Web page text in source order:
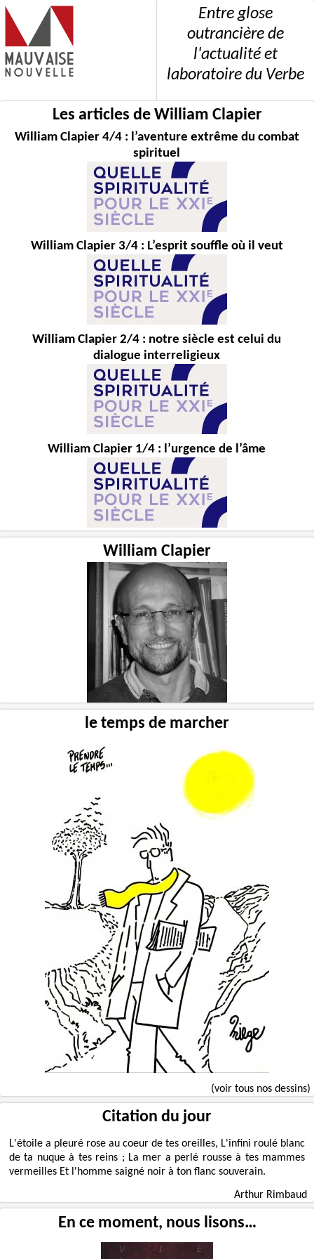
Entre glose
outrancière de
l'actualité et
laboratoire du Verbe
Les articles de William Clapier
William Clapier 4/4 : l’aventure extrême du combat
spirituel
William Clapier 3/4 : L’esprit souffle où il veut
William Clapier 2/4 : notre siècle est celui du
dialogue interreligieux
William Clapier 1/4 : l’urgence de l’âme
William Clapier
le temps de marcher
(voir tous nos dessins)
Citation du jour
L'étoile a pleuré rose au coeur de tes oreilles, L'infini roulé blanc
de ta nuque à tes reins ; La mer a perlé rousse à tes mammes
vermeilles Et l'homme saigné noir à ton flanc souverain.
Arthur Rimbaud
En ce moment, nous lisons…